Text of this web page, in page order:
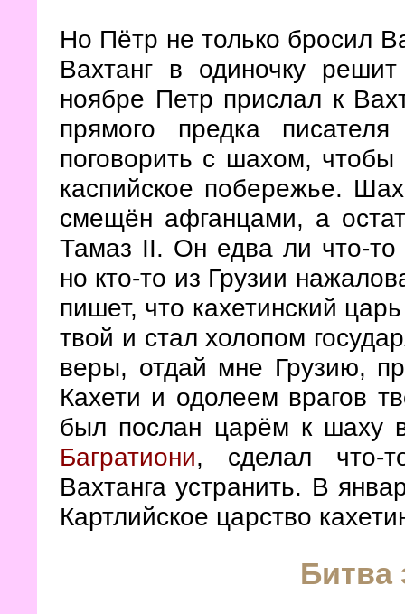
Но Пётр не только бросил
Вахтанг в одиночку
ноябре Петр прислал к
прямого предка
поговорить с шахом,
каспийское побережье.
смещён афганцами, а
Тамаз II. Он едва ли что-то
но кто-то из Грузии
пишет, что кахетинский
твой и стал холопом
веры, отдай мне Грузию,
Кахети и одолеем врагов
был послан царём к шаху
Багратиони, сделал что-
Вахтанга устранить. В
Картлийское царство
Битва